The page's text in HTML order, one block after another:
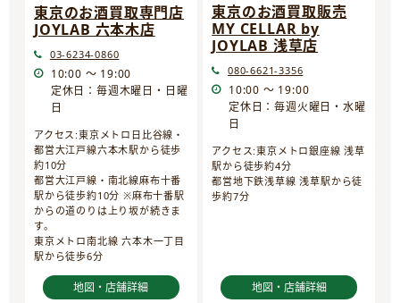
東京のお酒買取専門店
JOYLAB 六本木店
03-6234-0860
10:00 ～ 19:00
定休日：毎週木曜日・日曜
日
アクセス:東京メトロ日比谷線・
都営大江戸線六本木駅から徒歩
約10分
都営大江戸線・南北線麻布十番
駅から徒歩約10分 ※麻布十番駅
からの道のりは上り坂が続きま
す。
東京メトロ南北線 六本木一丁目
駅から徒歩6分
地図・店舗詳細
東京のお酒買取販売
MY CELLAR by
JOYLAB 浅草店
080-6621-3356
10:00 ～ 19:00
定休日：毎週火曜日・水曜
日
アクセス:東京メトロ銀座線 浅草
駅から徒歩約4分
都営地下鉄浅草線 浅草駅から徒
歩約7分
地図・店舗詳細